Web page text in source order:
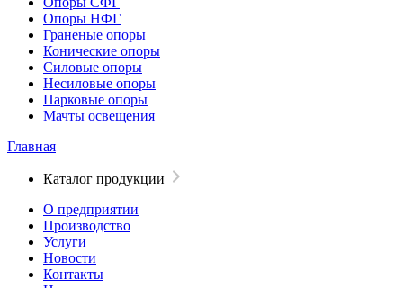
Опоры НФГ
Граненые опоры
Конические опоры
Силовые опоры
Несиловые опоры
Парковые опоры
Мачты освещения
Главная
Каталог продукции
О предприятии
Производство
Услуги
Новости
Контакты